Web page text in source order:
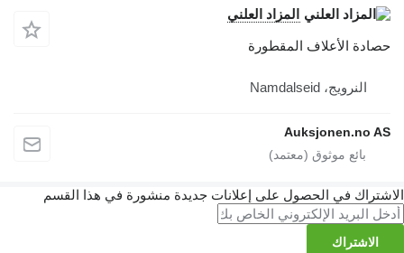
المزاد العلني
حصادة الأعلاف المقطورة
النرويج، Namdalseid
Auksjonen.no AS
الاشتراك في الحصول على إعلانات جديدة منشورة في هذا القسم
الاشتراك